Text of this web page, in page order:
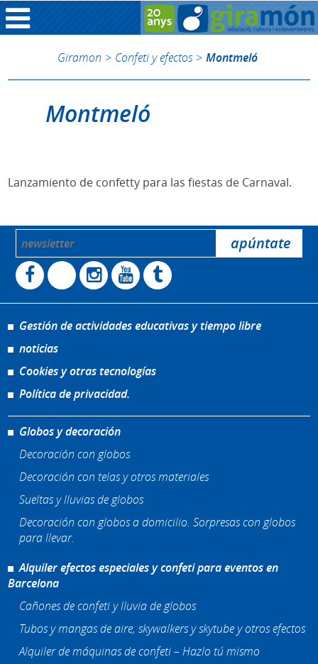
Giramon > Confeti y efectos > Montmeló
Montmeló
Lanzamiento de confetty para las fiestas de Carnaval.
Gestión de actividades educativas y tiempo libre
noticias
Cookies y otras tecnologías
Política de privacidad.
Globos y decoración
Decoración con globos
Decoración con telas y otros materiales
Sueltas y lluvias de globos
Decoración con globos a domicilio. Sorpresas con globos
para llevar.
Alquiler efectos especiales y confeti para eventos en
Barcelona
Cañones de confeti y lluvia de globos
Tubos y mangas de aire, skywalkers y skytube y otros efectos
Alquiler de máquinas de confeti – Hazlo tú mismo